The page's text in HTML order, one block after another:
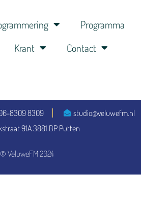
Programma
Krant Contact
© VeluweFM 2024
8309 8309
studio@veluwefm.nl
91A 3881 BP Putten